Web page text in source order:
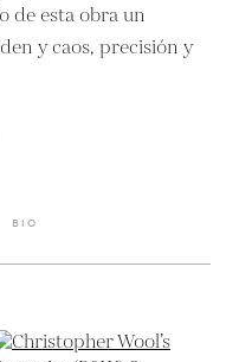
de esta obra un
y caos, precisión y
BIO